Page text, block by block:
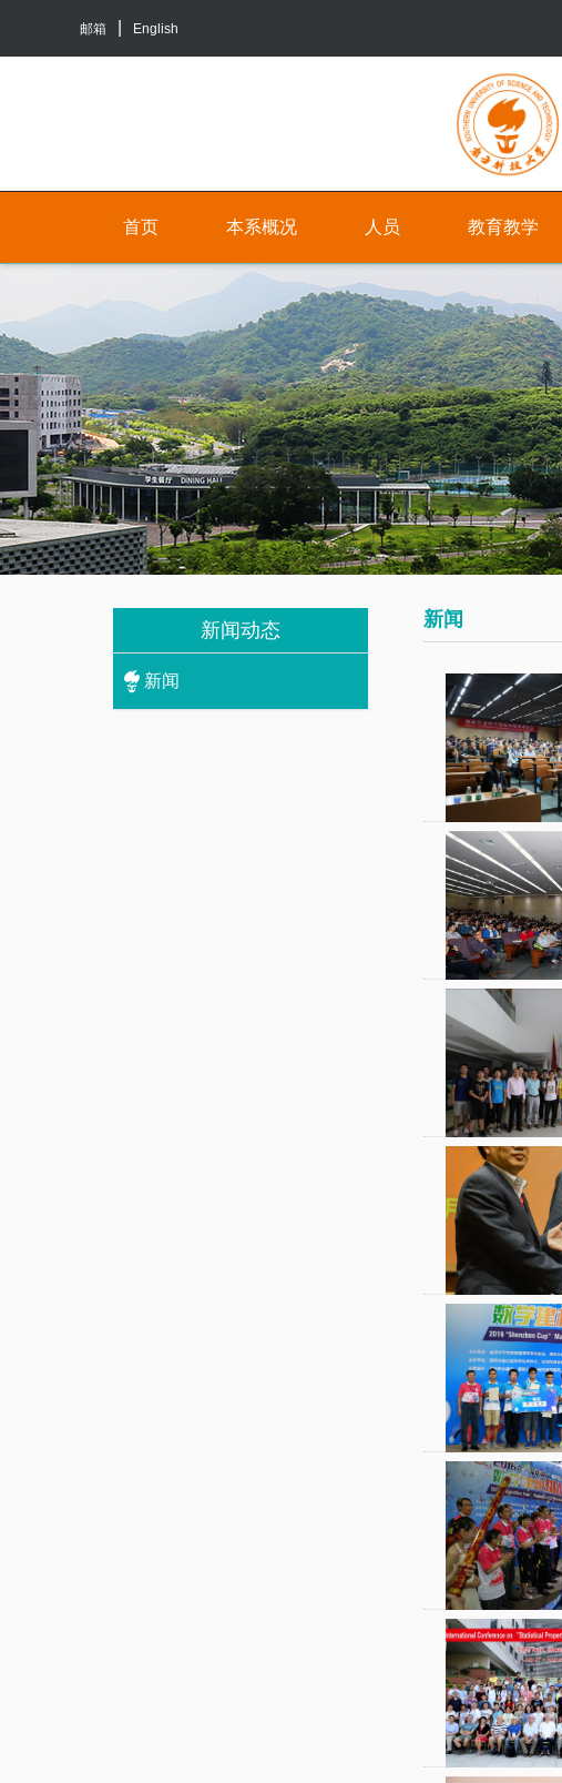
邮箱 English
首页 本系概况
系
介
绍
联
系
我
们
人员
人
员
行
政
人
员
教
教育教学
本
科
生
培
养
研
究
生
养
学
基
础
介
绍
一
流
科
程
新闻动态
新闻
新闻